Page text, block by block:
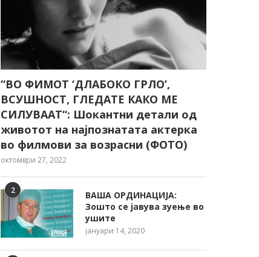
“ВО ФИМОТ ‘ДЛАБОКО ГРЛО’,
ВСУШНОСТ, ГЛЕДАТЕ КАКО МЕ
СИЛУВААТ“: Шокантни детали од
животот на најпознатата актерка
во филмови за возрасни (ФОТО)
октомври 27, 2022
2
ВАША ОРДИНАЦИЈА:
Зошто се јавува зуење во
ушите
јануари 14, 2020